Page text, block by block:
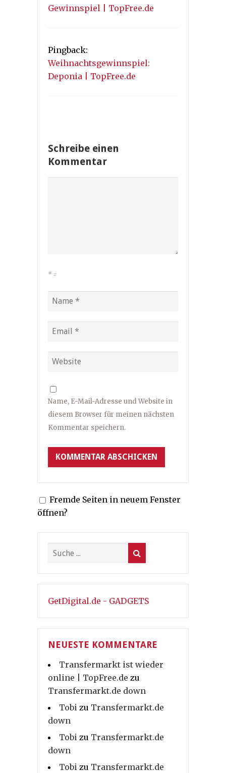
Gewinnspiel | TopFree.de
Pingback:
Weihnachtsgewinnspiel:
Deponia | TopFree.de
Schreibe einen
Kommentar
* =
Name, E-Mail-Adresse und Website in
diesem Browser für meinen nächsten
Kommentar speichern.
Fremde Seiten in neuem Fenster
öffnen?
GetDigital.de - GADGETS
NEUESTE KOMMENTARE
Transfermarkt ist wieder
online | TopFree.de zu
Transfermarkt.de down
Tobi zu Transfermarkt.de
down
Tobi zu Transfermarkt.de
down
Tobi zu Transfermarkt.de